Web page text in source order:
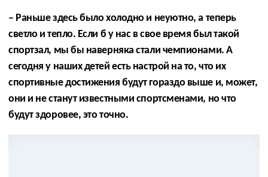
– Раньше здесь было холодно и неуютно, а теперь
светло и тепло. Если б у нас в свое время был такой
спортзал, мы бы наверняка стали чемпионами. А
сегодня у наших детей есть настрой на то, что их
спортивные достижения будут гораздо выше и, может,
они и не станут известными спортсменами, но что
будут здоровее, это точно.